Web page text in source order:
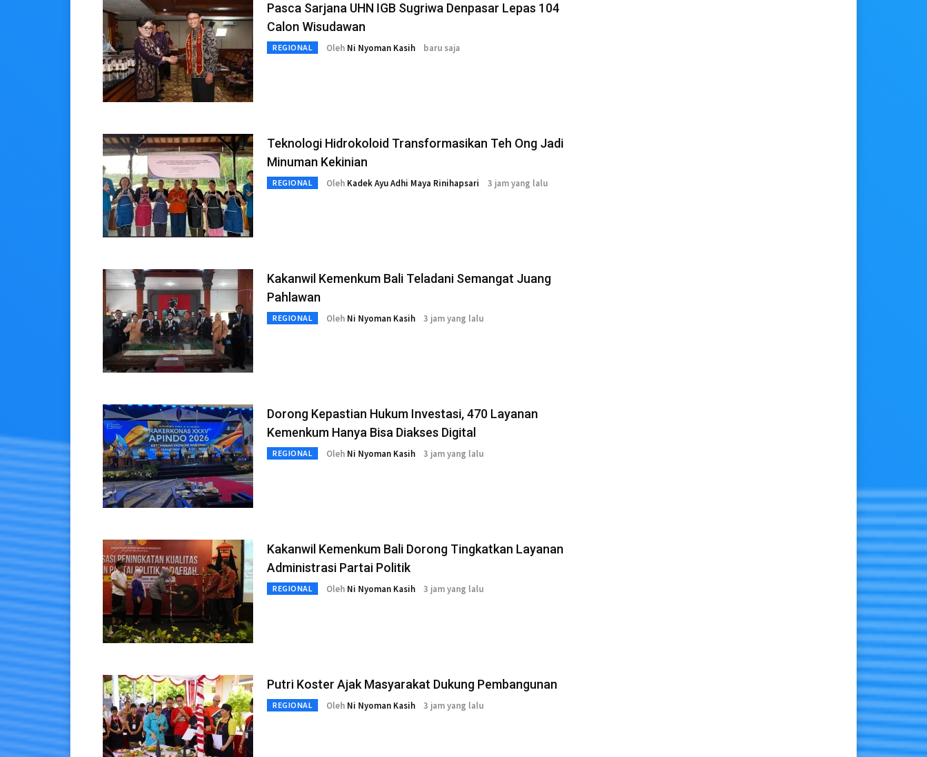
Pasca Sarjana UHN IGB Sugriwa Denpasar Lepas 104
Calon Wisudawan
REGIONAL Oleh Ni Nyoman Kasih baru saja
Teknologi Hidrokoloid Transformasikan Teh Ong Jadi
Minuman Kekinian
REGIONAL Oleh Kadek Ayu Adhi Maya Rinihapsari 3 jam yang lalu
Kakanwil Kemenkum Bali Teladani Semangat Juang
Pahlawan
REGIONAL Oleh Ni Nyoman Kasih 3 jam yang lalu
Dorong Kepastian Hukum Investasi, 470 Layanan
Kemenkum Hanya Bisa Diakses Digital
REGIONAL Oleh Ni Nyoman Kasih 3 jam yang lalu
Kakanwil Kemenkum Bali Dorong Tingkatkan Layanan
Administrasi Partai Politik
REGIONAL Oleh Ni Nyoman Kasih 3 jam yang lalu
Putri Koster Ajak Masyarakat Dukung Pembangunan
REGIONAL Oleh Ni Nyoman Kasih 3 jam yang lalu